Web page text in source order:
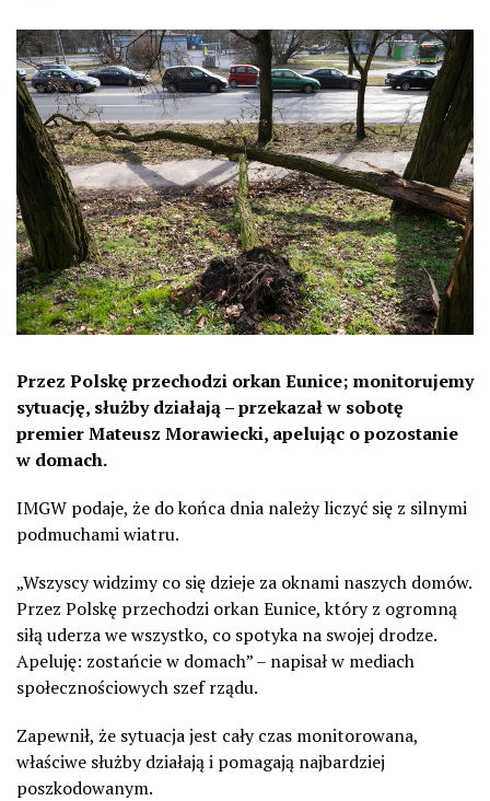
Przez Polskę przechodzi orkan Eunice; monitorujemy
sytuację, służby działają – przekazał w sobotę
premier Mateusz Morawiecki, apelując o pozostanie
w domach.
IMGW podaje, że do końca dnia należy liczyć się z silnymi
podmuchami wiatru.
„Wszyscy widzimy co się dzieje za oknami naszych domów.
Przez Polskę przechodzi orkan Eunice, który z ogromną
siłą uderza we wszystko, co spotyka na swojej drodze.
Apeluję: zostańcie w domach” – napisał w mediach
społecznościowych szef rządu.
Zapewnił, że sytuacja jest cały czas monitorowana,
właściwe służby działają i pomagają najbardziej
poszkodowanym.